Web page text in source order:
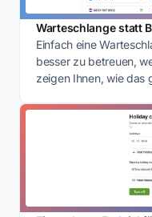
Warteschlange statt
Einfach eine
besser zu betreuen,
zeigen Ihnen, wie das